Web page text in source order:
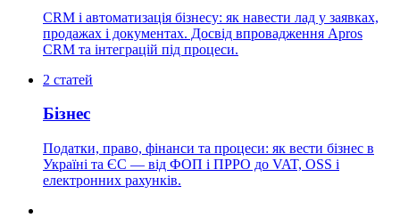
CRM і автоматизація бізнесу: як навести лад у заявках,
продажах і документах. Досвід впровадження Apros
CRM та інтеграцій під процеси.
2 статей
Бізнес
Податки, право, фінанси та процеси: як вести бізнес в
Україні та ЄС — від ФОП і ПРРО до VAT, OSS і
електронних рахунків.